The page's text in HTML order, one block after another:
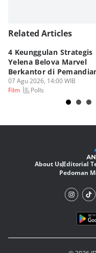
Related Articles
4 Keunggulan Strategis
Yelena Belova Marvel
Berkantor di
07 Agu 2026, 14:00 WIB
Film
Polls
About UsEditorial
Pedoman